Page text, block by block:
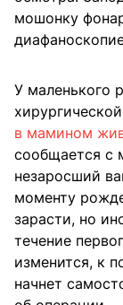
мошонку
У маленького
в мамином
сообщается с
незаросший
моменту
зарасти, но
течение
изменится, к
начнет